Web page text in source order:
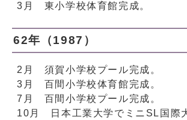
3月 東小学校体育館完成。
62年（1987）
2月 須賀小学校プール完成。
3月 百間小学校体育館完成。
7月 百間小学校プール完成。
10月 日本工業大学でミニSL国際